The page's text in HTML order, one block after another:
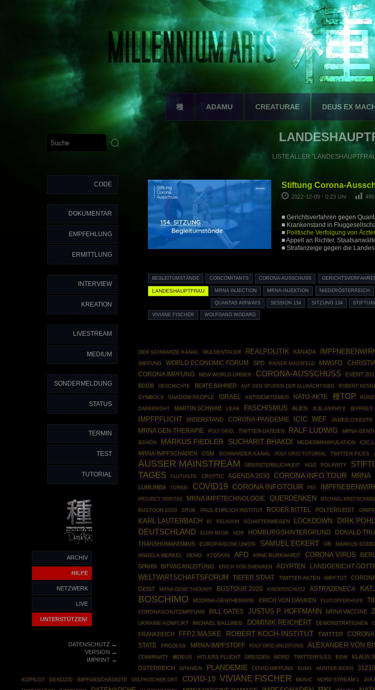
種 ADAMU CREATURAE DEUS EX
CODE
DOKUMENTAR
EMPFEHLUNG
ERMITTLUNG
INTERVIEW
KREATION
LIVESTREAM
MEDIUM
SONDERMELDUNG
STATUS
TERMIN
TEST
TUTORIAL
ARCHIV
HILFE
NETZWERK
LIVE
UNTERSTÜTZEN!
DATENSCHUTZ←
VERSION ←
IMPRINT←
LISTE ALLER
Stiftung Corona-
2022-12-09 - 0:23 Uhr 490
■ Gerichtsverfahren gegen
■ Krankenstand in
■ Politische Verfolgung von
■ Appell an Richter,
■ Strafanzeige gegen die
BEGLEITUMSTÄNDE CONCOMITANTS CORONA-AUSSCHUSS
LANDESHAUPTFRAU MRNA INJECTION MRNA-INJEKTION NIEDERÖSTERREICH
QUANTAS AIRWAYS SESSION 134 SITZUNG 134
VIVIANE FISCHER WOLFGANG WODARG
DER SCHWARZE KANAL MULDENTALER REALPOLITIK KANADA
IMPFUNG
WORLD ECONOMIC FORUM SPD RAINER MAUSFELD MWGFD
CORONA IMPFUNG NEW WORLD ORDER CORONA-AUSSCHUSS EVENT 201
B0108
GESCHICHTE BEATE BAHNER AUF DEN SPUREN DER ALLMÄCHTIGEN ROBERT
SYMBOLS
SHADOW PEOPLE ISRAEL ANTISEMITISMUS NATO-AKTE 種TOP
DARKKNIGHT
MARTIN SCHWAB LEAK FASCHISMUS ALIEN 大名 ASPHYX JEFFREY
IMPFPFLICHT WIDERSTAND CORONA-PANDEMIE ICIC WEF JAMES O'KEEFE
MRNA GEN-THERAPIE POLY GRID TWITTER-DATEIEN RALF LUDWIG MRNA-
SCHÖN
MARKUS FIEDLER SUCHARIT BHAKDI MEDIENMANIPULATION
MRNA-IMPFSCHADEN
OSM SCHWARZER KANAL POLY GRID TUTORIAL TWITTER FILES
AUSSER MAINSTREAM
ÜBERSTERBLICHKEIT NGO POLARITY
TAGES
FLUTHILFE CRYPTIC AGENDA 2030 CORONA INFO TOUR MRNA
LUMUMBA
TÜRKEI COVID19 CORONA INFOTOUR PEI
PROJECT VERITAS MRNA IMPFTECHNOLOGIE QUERDENKEN MICHAEL
BUSTOUR 2020
SPUK PAUL-EHRLICH INSTITUT ROGER BITTEL POLTERGEIST
KARL LAUTERBACH KI RELIGION SCHATTENWESEN LOCKDOWN DIRK
DEUTSCHLAND ELON MUSK NDR HOMBURGSHINTERGRUND DONALD
TRANSHUMANISMUS
EUROPÄISCHE UNION SAMUEL ECKERT UK MARKUS
ANGELA MERKEL
DEMO X7Q5A96 AFD ARNE BURKHARDT CORONA VIRUS
SPAHN
BITWIG ANLEITUNG ERICH VON DAENIKEN ÄGYPTEN LANDGERICHT
WELTWIRTSCHAFTSFORUM TIEFER STAAT TWITTER AKTEN IMPFTOT
GEIST MRNA GENE THERAPY BUSTOUR 2020 KINDERSCHUTZ ASTRAZENECA
BOSCHIMO MODRNA-GENTHERAPIE ERICH VON DÄNIKEN FLUTOPFERHILFE
CORONASCHUTZIMPFUNG BILL GATES JUSTUS P. HOFFMANN MRNA VACCINE
UKRAINE-KONFLIKT
MICHAEL BALLWEG DOMINIK REICHERT DEMONSTRATIONEN
FRANKREICH FFP2 MASKE ROBERT KOCH-INSTITUT TWITTER
STATE
PROZESS MRNA-IMPFSTOFF POLY GRID ANLEITUNG ALEXANDER VON
COMIRNATY 種DEUS HITLERS FLUCHT DRESDEN MORD TWITTERFILES BSW KLAUS
ÖSTERREICH SPANIEN PLANDEMIE COVID-IMPFUNG KLIMA HUNTER BIDEN
KOPILOT
GENOZID IMPFGESCHÄDIGTE DELPHISCHER ORT COVID-19 VIVIANE FISCHER MUSIC NORD STREAM 1 JVA